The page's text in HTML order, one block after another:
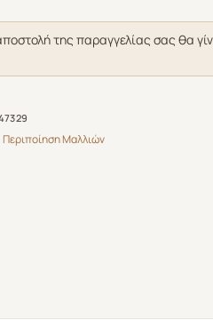
της παραγγελίας σας θα
Περιποίηση Μαλλιών